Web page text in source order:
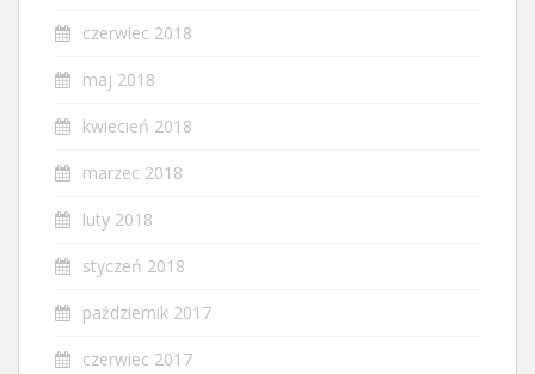
czerwiec 2018
maj 2018
kwiecień 2018
marzec 2018
luty 2018
styczeń 2018
październik 2017
czerwiec 2017